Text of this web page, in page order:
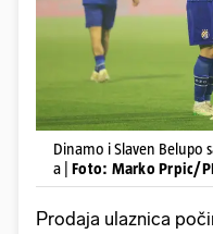
Dinamo i Slaven Belupo
a | Foto: Marko Prpic/
Prodaja ulaznica